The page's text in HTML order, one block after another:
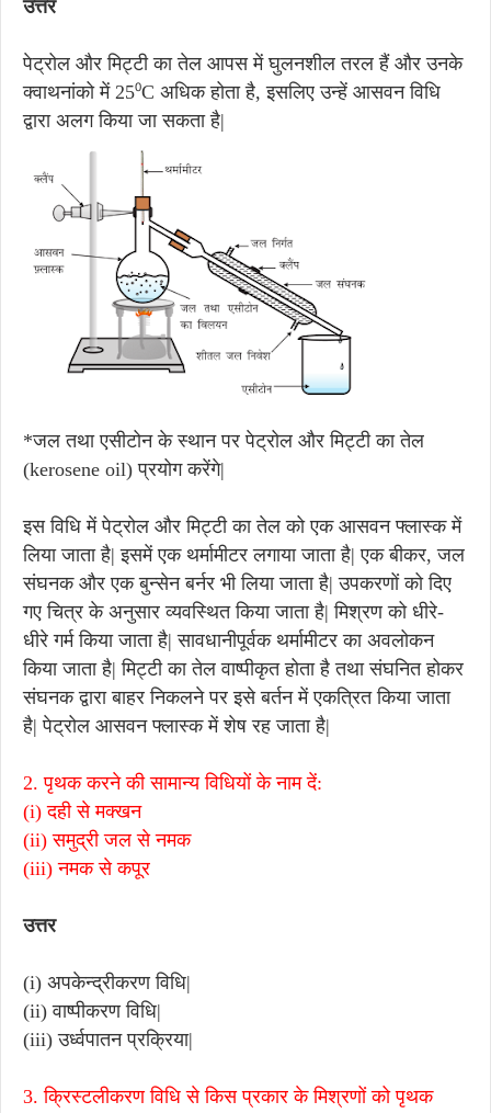
उत्तर
पेट्रोल और मिट्टी का तेल आपस में घुलनशील तरल हैं और उनके
क्वाथनांको में 25⁰C अधिक होता है, इसलिए उन्हें आसवन विधि
द्वारा अलग किया जा सकता है|
*जल तथा एसीटोन के स्थान पर पेट्रोल और मिट्टी का तेल
(kerosene oil) प्रयोग करेंगे|
इस विधि में पेट्रोल और मिट्टी का तेल को एक आसवन फ्लास्क में
लिया जाता है| इसमें एक थर्मामीटर लगाया जाता है| एक बीकर, जल
संघनक और एक बुन्सेन बर्नर भी लिया जाता है| उपकरणों को दिए
गए चित्र के अनुसार व्यवस्थित किया जाता है| मिश्रण को धीरे-
धीरे गर्म किया जाता है| सावधानीपूर्वक थर्मामीटर का अवलोकन
किया जाता है| मिट्टी का तेल वाष्पीकृत होता है तथा संघनित होकर
संघनक द्वारा बाहर निकलने पर इसे बर्तन में एकत्रित किया जाता
है| पेट्रोल आसवन फ्लास्क में शेष रह जाता है|
2. पृथक करने की सामान्य विधियों के नाम दें:
(i) दही से मक्खन
(ii) समुद्री जल से नमक
(iii) नमक से कपूर
उत्तर
(i) अपकेन्द्रीकरण विधि|
(ii) वाष्पीकरण विधि|
(iii) उर्ध्वपातन प्रक्रिया|
3. क्रिस्टलीकरण विधि से किस प्रकार के मिश्रणों को पृथक